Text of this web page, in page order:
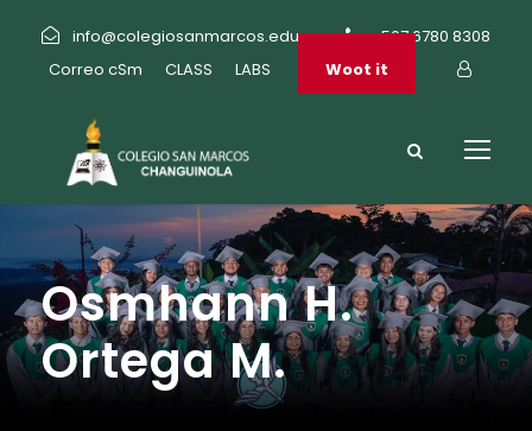
info@colegiosanmarcos.edu.pa
+507 6780 8308
Correo cSm
CLASS LABS Woot it
Osmhann H.
Ortega M.